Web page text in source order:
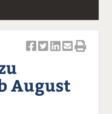
c
k
el
k
el
k k
August